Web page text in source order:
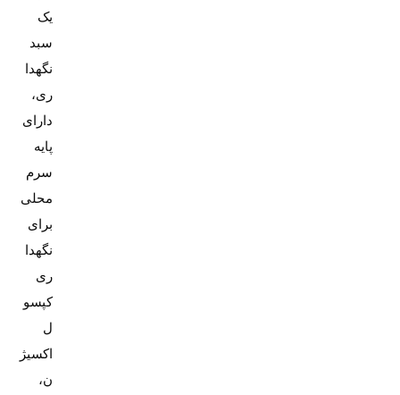
یک
سبد
نگهدا
ری،
دارای
پایه
سرم
محلی
برای
نگهدا
ری
کپسو
ل
اکسیژ
ن،